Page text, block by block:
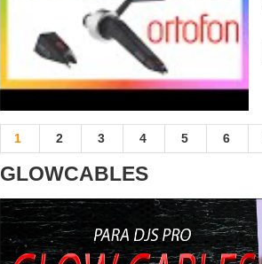
1 2 3 4 5 6
GLOWCABLES